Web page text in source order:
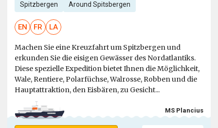
Spitzbergen Around Spitsbergen
EN FR LA
Machen Sie eine Kreuzfahrt um Spitzbergen und
erkunden Sie die eisigen Gewässer des Nordatlantiks.
Diese spezielle Expedition bietet Ihnen die Möglichkeit,
Wale, Rentiere, Polarfüchse, Walrosse, Robben und die
Hauptattraktion, den Eisbären, zu Gesicht...
MS Plancius